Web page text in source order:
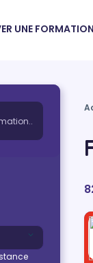
UNE FORMATION